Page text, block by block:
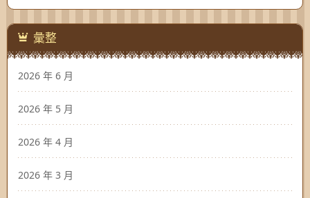
彙整
2026 年 6 月
2026 年 5 月
2026 年 4 月
2026 年 3 月